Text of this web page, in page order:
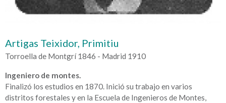
Artigas Teixidor, Primitiu
Torroella de Montgrí 1846 - Madrid 1910
Ingeniero de montes.
Finalizó los estudios en 1870. Inició su trabajo en varios
distritos forestales y en la Escuela de Ingenieros de Montes,